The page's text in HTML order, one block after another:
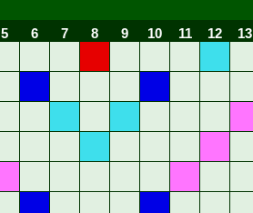
5 6 7 8 9 10 11 12 13